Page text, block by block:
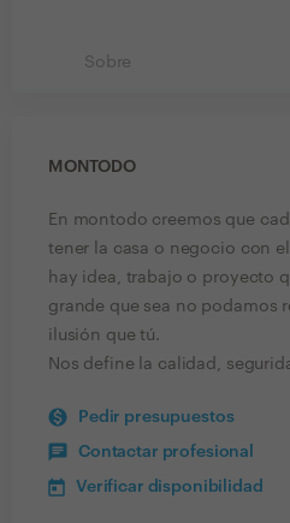
Sobre
MONTODO
En montodo creemos que
tener la casa o negocio con
hay idea, trabajo o proyecto
grande que sea no podamos
ilusión que tú.
Nos define la calidad,
Pedir presupuestos
Contactar profesional
Verificar disponibilidad